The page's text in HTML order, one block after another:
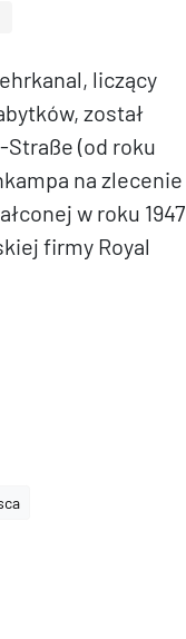
liczący
został
Straße (od roku
na zlecenie
w roku 1947
firmy Royal